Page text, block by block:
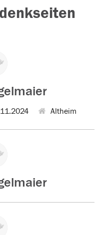
Altheim